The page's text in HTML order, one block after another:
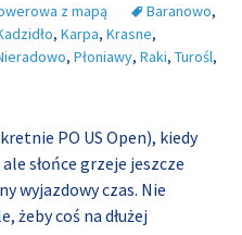
z mapą Baranowo,
, Karpa, Krasne,
, Płoniawy, Raki, Turośl,
PO US Open), kiedy
słońce grzeje jeszcze
wyjazdowy czas. Nie
żeby coś na dłużej